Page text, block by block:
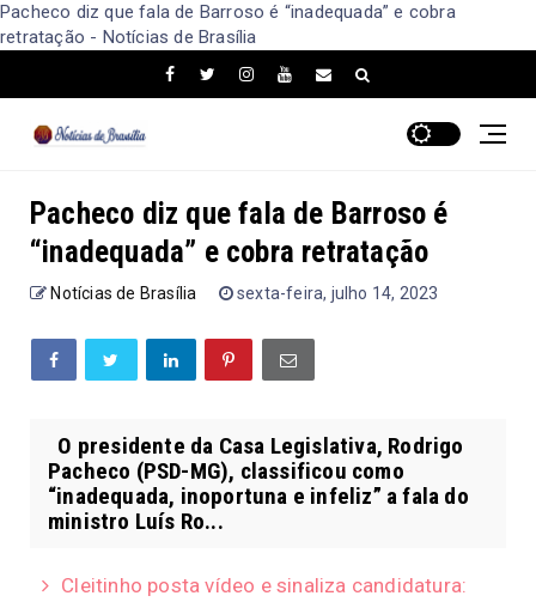
Pacheco diz que fala de Barroso é “inadequada” e cobra
retratação - Notícias de Brasília
Pacheco diz que fala de Barroso é
“inadequada” e cobra retratação
Notícias de Brasília sexta-feira, julho 14, 2023
O presidente da Casa Legislativa, Rodrigo
Pacheco (PSD-MG), classificou como
“inadequada, inoportuna e infeliz” a fala do
ministro Luís Ro...
Cleitinho posta vídeo e sinaliza candidatura: